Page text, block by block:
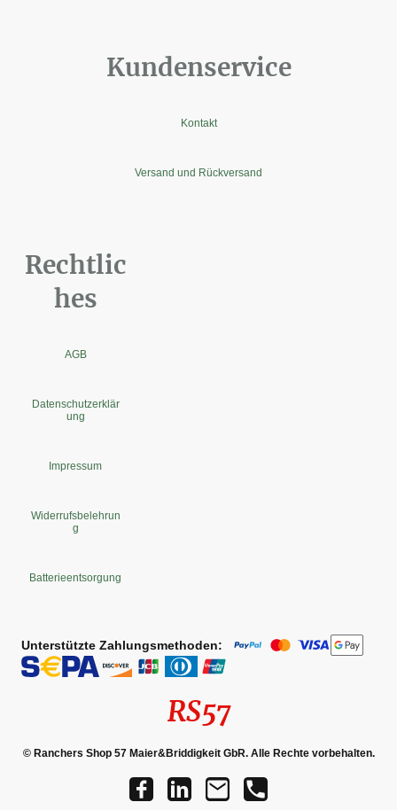
Kundenservice
Kontakt
Versand und Rückversand
Rechtlic
hes
AGB
Datenschutzerklär
ung
Impressum
Widerrufsbelehrun
g
Batterieentsorgung
Unterstützte Zahlungsmethoden:
RS57
© Ranchers Shop 57 Maier&Briddigkeit GbR. Alle Rechte vorbehalten.